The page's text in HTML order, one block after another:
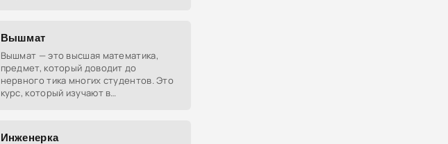
Вышмат
Вышмат — это высшая математика,
предмет, который доводит до
нервного тика многих студентов. Это
курс, который изучают в
Инженерка